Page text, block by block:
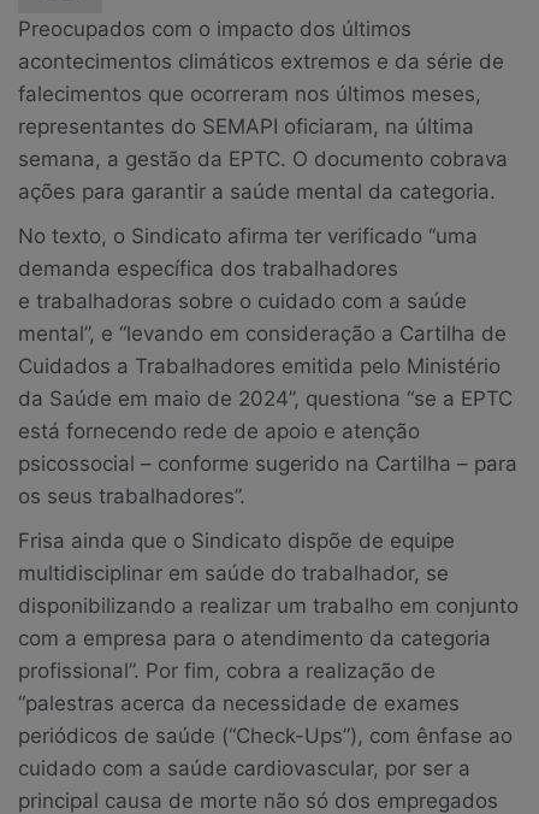
Preocupados com o impacto dos últimos
acontecimentos climáticos extremos e da série de
falecimentos que ocorreram nos últimos meses,
representantes do SEMAPI oficiaram, na última
semana, a gestão da EPTC. O documento cobrava
ações para garantir a saúde mental da categoria.
No texto, o Sindicato afirma ter verificado “uma
demanda específica dos trabalhadores
e trabalhadoras sobre o cuidado com a saúde
mental”, e “levando em consideração a Cartilha de
Cuidados a Trabalhadores emitida pelo Ministério
da Saúde em maio de 2024”, questiona “se a EPTC
está fornecendo rede de apoio e atenção
psicossocial – conforme sugerido na Cartilha – para
os seus trabalhadores”.
Frisa ainda que o Sindicato dispõe de equipe
multidisciplinar em saúde do trabalhador, se
disponibilizando a realizar um trabalho em conjunto
com a empresa para o atendimento da categoria
profissional”. Por fim, cobra a realização de
“palestras acerca da necessidade de exames
periódicos de saúde (“Check-Ups”), com ênfase ao
cuidado com a saúde cardiovascular, por ser a
principal causa de morte não só dos empregados